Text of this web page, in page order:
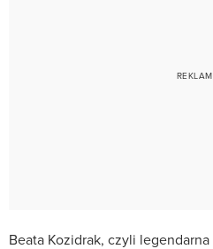
Beata Kozidrak, czyli